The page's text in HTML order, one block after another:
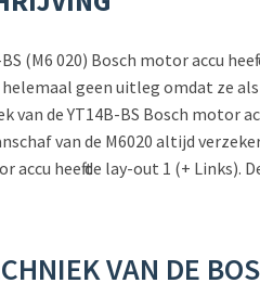
BS (M6 020) Bosch motor accu
geen uitleg omdat ze
van de YT14B-BS Bosch motor
van de M6020 altijd
accu heeft de lay-out 1 (+ Links).
VAN DE